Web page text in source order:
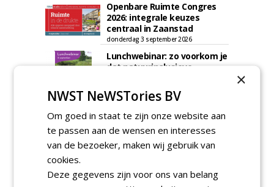
Openbare Ruimte Congres
2026: integrale keuzes
centraal in Zaanstad
donderdag 3 september 2026
Lunchwebinar: zo voorkom je
dat natuurinclusieve
tien jaar duurzame
dakontwikkeling
×
NWST NeWSTories BV
Om goed in staat te zijn onze website aan
te passen aan de wensen en interesses
van de bezoeker, maken wij gebruik van
cookies.
Deze gegevens zijn voor ons van belang